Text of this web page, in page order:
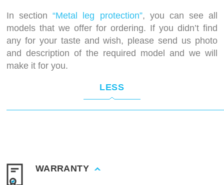
In section“Metal leg protection”, you can see all
models that we offer for ordering. If you didn’t find
any for your taste and wish, please send us photo
and description of the required model and we will
make it for you.
LESS
WARRANTY